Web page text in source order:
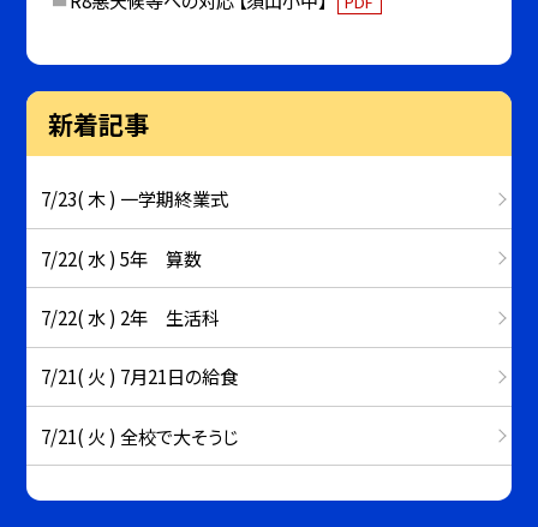
新着記事
7/23( 木 ) 一学期終業式
7/22( 水 ) 5年 算数
7/22( 水 ) 2年 生活科
7/21( 火 ) 7月21日の給食
7/21( 火 ) 全校で大そうじ